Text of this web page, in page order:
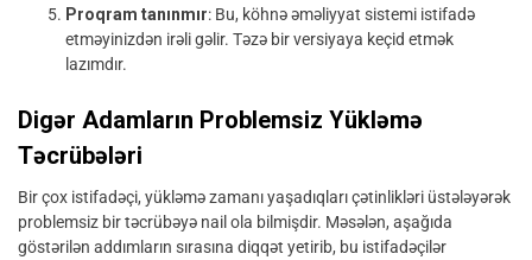
Proqram tanınmır: Bu, köhnə əməliyyat sistemi istifadə
etməyinizdən irəli gəlir. Təzə bir versiyaya keçid etmək
lazımdır.
Digər Adamların Problemsiz Yükləmə
Təcrübələri
Bir çox istifadəçi, yükləmə zamanı yaşadıqları çətinlikləri üstələyərək
problemsiz bir təcrübəyə nail ola bilmişdir. Məsələn, aşağıda
göstərilən addımların sırasına diqqət yetirib, bu istifadəçilər